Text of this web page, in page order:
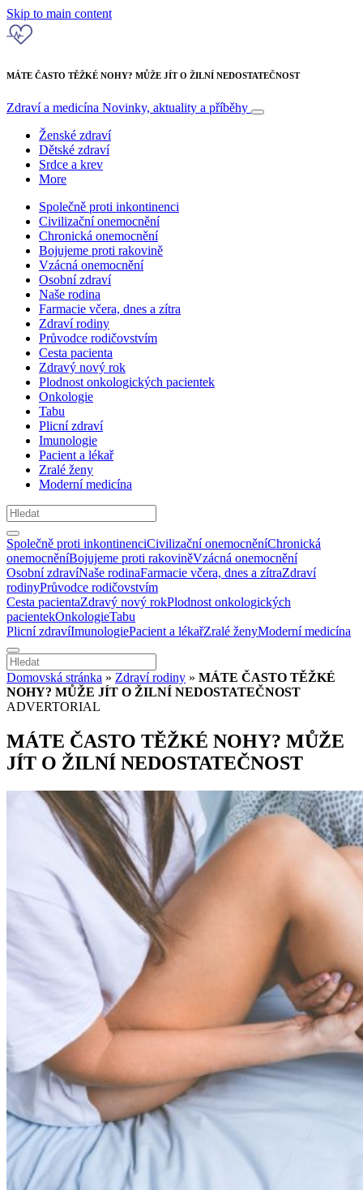
Skip to main content
MÁTE ČASTO TĚŽKÉ NOHY? MŮŽE JÍT O ŽILNÍ NEDOSTATEČNOST
Zdraví a medicína Novinky, aktuality a příběhy
Ženské zdraví
Dětské zdraví
Srdce a krev
More
Společně proti inkontinenci
Civilizační onemocnění
Chronická onemocnění
Bojujeme proti rakovině
Vzácná onemocnění
Osobní zdraví
Naše rodina
Farmacie včera, dnes a zítra
Zdraví rodiny
Průvodce rodičovstvím
Cesta pacienta
Zdravý nový rok
Plodnost onkologických pacientek
Onkologie
Tabu
Plicní zdraví
Imunologie
Pacient a lékař
Zralé ženy
Moderní medicína
Společně proti inkontinenciCivilizační onemocněníChronická
onemocněníBojujeme proti rakoviněVzácná onemocnění
Osobní zdravíNaše rodinaFarmacie včera, dnes a zítraZdraví
rodinyPrůvodce rodičovstvím
Cesta pacientaZdravý nový rokPlodnost onkologických
pacientekOnkologieTabu
Plicní zdravíImunologiePacient a lékařZralé ženyModerní medicína
Domovská stránka » Zdraví rodiny » MÁTE ČASTO TĚŽKÉ
NOHY? MŮŽE JÍT O ŽILNÍ NEDOSTATEČNOST
ADVERTORIAL
MÁTE ČASTO TĚŽKÉ NOHY? MŮŽE
JÍT O ŽILNÍ NEDOSTATEČNOST